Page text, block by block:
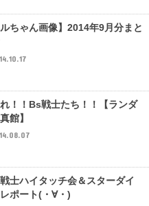
ルちゃん画像】2014年9月分まと
！！Bs戦士たち！！【ランダ
館】
士ハイタッチ会＆スターダイ
ポート(・∀・)